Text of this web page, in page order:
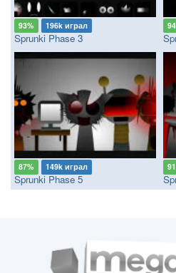
93% 196k играл
Sprunki Phase 3
87% 149k играл
Sprunki Phase 5